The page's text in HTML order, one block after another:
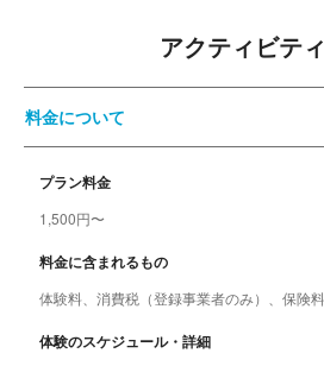
アクティビテ
料金について
プラン料金
1,500円〜
料金に含まれるもの
体験料、消費税（登録事業者のみ）、保険
体験のスケジュール・詳細